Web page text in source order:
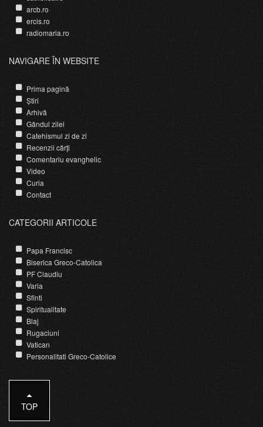
arcb.ro
ercis.ro
radiomaria.ro
NAVIGARE ÎN WEBSITE
Prima pagină
Știri
Arhivă
Gândul zilei
Catehismul zi de zi
Recenzii cărți
Comentariu evanghelic
Video
Curia
Contact
CATEGORII ARTICOLE
Papa Francisc
Biserica Greco-Catolica
PF Claudiu
Varia
Sfinti
Spiritualitate
Blaj
Rugaciuni
Vatican
Personalitati Greco-Catolice
TOP